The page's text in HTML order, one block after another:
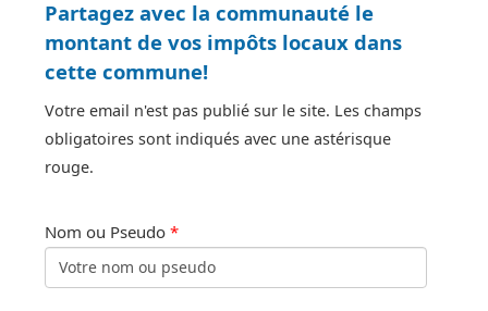
Partagez avec la communauté le
montant de vos impôts locaux dans
cette commune!
Votre email n'est pas publié sur le site. Les champs
obligatoires sont indiqués avec une astérisque
rouge.
Nom ou Pseudo *